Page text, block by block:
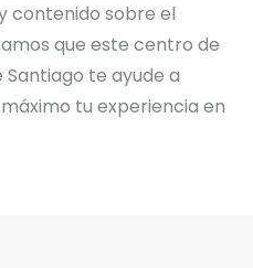
contenido sobre el
que este centro de
te ayude a
tu experiencia en